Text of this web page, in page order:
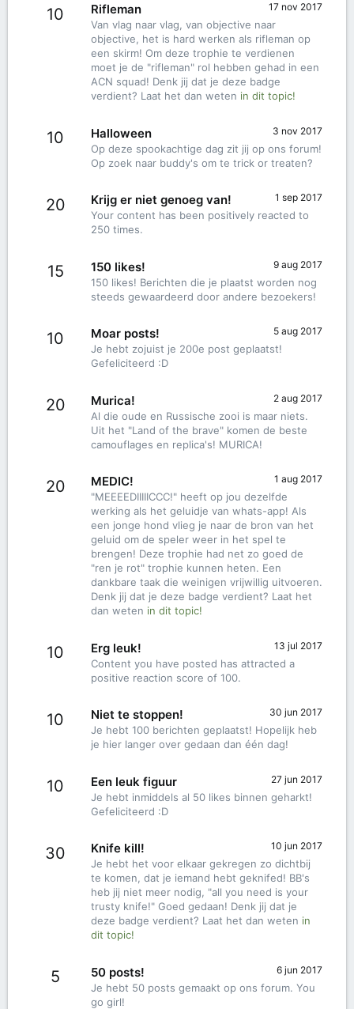
10 17 nov 2017
Rifleman
Van vlag naar vlag, van objective naar
objective, het is hard werken als rifleman op
een skirm! Om deze trophie te verdienen
moet je de "rifleman" rol hebben gehad in een
ACN squad! Denk jij dat je deze badge
verdient? Laat het dan weten in dit topic!
10 3 nov 2017
Halloween
Op deze spookachtige dag zit jij op ons forum!
Op zoek naar buddy's om te trick or treaten?
20 1 sep 2017
Krijg er niet genoeg van!
Your content has been positively reacted to
250 times.
15 9 aug 2017
150 likes!
150 likes! Berichten die je plaatst worden nog
steeds gewaardeerd door andere bezoekers!
10 5 aug 2017
Moar posts!
Je hebt zojuist je 200e post geplaatst!
Gefeliciteerd :D
20 2 aug 2017
Murica!
Al die oude en Russische zooi is maar niets.
Uit het "Land of the brave" komen de beste
camouflages en replica's! MURICA!
20 1 aug 2017
MEDIC!
"MEEEEDIIIIICCC!" heeft op jou dezelfde
werking als het geluidje van whats-app! Als
een jonge hond vlieg je naar de bron van het
geluid om de speler weer in het spel te
brengen! Deze trophie had net zo goed de
"ren je rot" trophie kunnen heten. Een
dankbare taak die weinigen vrijwillig uitvoeren.
Denk jij dat je deze badge verdient? Laat het
dan weten in dit topic!
10 13 jul 2017
Erg leuk!
Content you have posted has attracted a
positive reaction score of 100.
10 30 jun 2017
Niet te stoppen!
Je hebt 100 berichten geplaatst! Hopelijk heb
je hier langer over gedaan dan één dag!
10 27 jun 2017
Een leuk figuur
Je hebt inmiddels al 50 likes binnen geharkt!
Gefeliciteerd :D
30 10 jun 2017
Knife kill!
Je hebt het voor elkaar gekregen zo dichtbij
te komen, dat je iemand hebt geknifed! BB's
heb jij niet meer nodig, "all you need is your
trusty knife!" Goed gedaan! Denk jij dat je
deze badge verdient? Laat het dan weten in
dit topic!
5 6 jun 2017
50 posts!
Je hebt 50 posts gemaakt op ons forum. You
go girl!